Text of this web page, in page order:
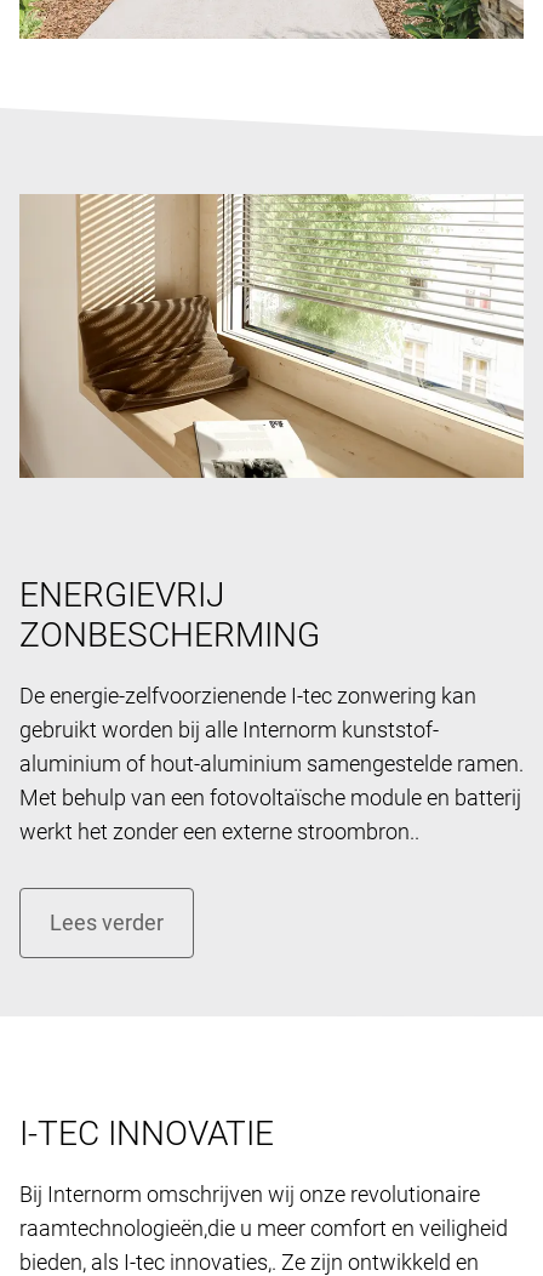
ENERGIEVRIJ
ZONBESCHERMING
De energie-zelfvoorzienende I-tec zonwering kan
gebruikt worden bij alle Internorm kunststof-
aluminium of hout-aluminium samengestelde ramen.
Met behulp van een fotovoltaïsche module en batterij
werkt het zonder een externe stroombron..
I-TEC INNOVATIE
Bij Internorm omschrijven wij onze revolutionaire
raamtechnologieën,die u meer comfort en veiligheid
bieden, als I-tec innovaties,. Ze zijn ontwikkeld en